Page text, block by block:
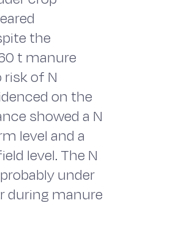
the
t manure
risk of N
on the
showed a N
level and a
level. The N
under
during manure